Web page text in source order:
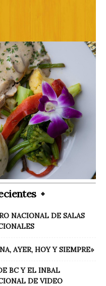
NACIONAL DE SALAS
AYER, HOY Y SIEMPRE»
BC Y EL INBAL
DE VIDEO